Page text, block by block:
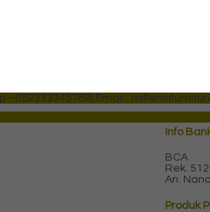
- 082333348789) Email :
Info
BCA
Rek.
An.
Produk